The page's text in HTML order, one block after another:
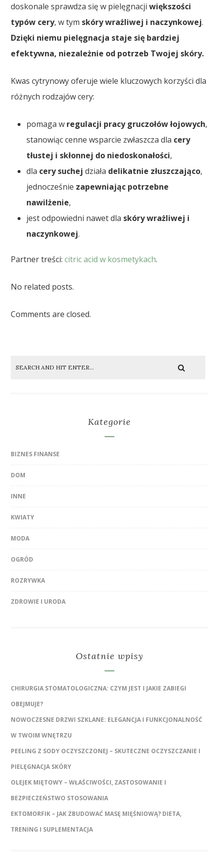
doskonale sprawdza się w pielęgnacjiwiększości
typów cery, w tym skóry wrażliwej i naczynkowej.
Dzięki niemu pielęgnacja staje się bardziej
efektywna, niezależnie od potrzeb Twojej skóry.
Kwas cytrynowy oferuje wiele kluczowych korzyści dla
różnych rodzajów cery:
pomaga w regulacji pracy gruczołów łojowych,
stanowiąc cenne wsparcie zwłaszcza dla cery
tłustej i skłonnej do niedoskonałości,
dla cery suchej działa delikatnie złuszczająco,
jednocześnie zapewniając potrzebne
nawilżenie,
jest odpowiedni nawet dla skóry wrażliwej i
naczynkowej.
Partner treści:citric acid w kosmetykach.
No related posts.
Comments are closed.
Kategorie
BIZNES FINANSE
DOM
INNE
KWIATY
MODA
OGRÓD
ROZRYWKA
ZDROWIE I URODA
Ostatnie wpisy
CHIRURGIA STOMATOLOGICZNA: CZYM JEST I JAKIE ZABIEGI
OBEJMUJE?
NOWOCZESNE DRZWI SZKLANE: ELEGANCJA I FUNKCJONALNOŚĆ
W TWOIM WNĘTRZU
PEELING Z SODY OCZYSZCZONEJ – SKUTECZNE OCZYSZCZANIE I
PIELĘGNACJA SKÓRY
OLEJEK MIĘTOWY – WŁAŚCIWOŚCI, ZASTOSOWANIE I
BEZPIECZEŃSTWO STOSOWANIA
EKTOMORFIK – JAK ZBUDOWAĆ MASĘ MIĘŚNIOWĄ? DIETA,
TRENING I SUPLEMENTACJA